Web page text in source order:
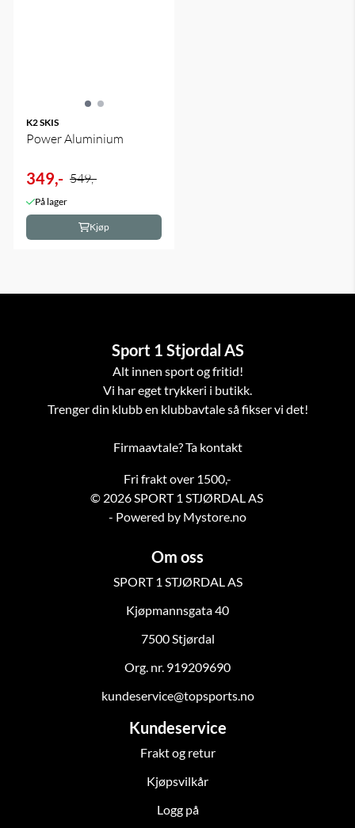
K2 SKIS
Power Aluminium
349,- 549,-
På lager
Kjøp
Sport 1 Stjordal AS
Alt innen sport og fritid!
Vi har eget trykkeri i butikk.
Trenger din klubb en klubbavtale så fikser vi det!
Firmaavtale? Ta kontakt
Fri frakt over 1500,-
© 2026 SPORT 1 STJØRDAL AS
- Powered by Mystore.no
Om oss
SPORT 1 STJØRDAL AS
Kjøpmannsgata 40
7500 Stjørdal
Org. nr. 919209690
kundeservice@topsports.no
Kundeservice
Frakt og retur
Kjøpsvilkår
Logg på